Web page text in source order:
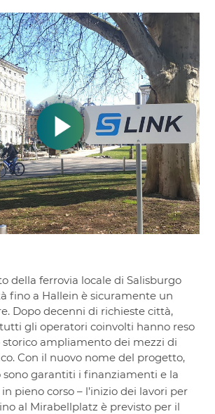
della ferrovia locale di Salisburgo
fino a Hallein è sicuramente un
Dopo decenni di richieste città,
gli operatori coinvolti hanno reso
storico ampliamento dei mezzi di
Con il nuovo nome del progetto,
sono garantiti i finanziamenti e la
pieno corso – l’inizio dei lavori per
al Mirabellplatz è previsto per il